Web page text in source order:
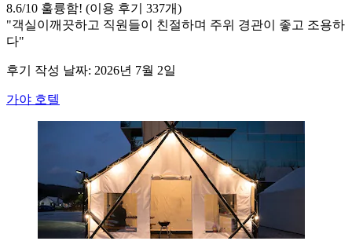
8.6/10 훌륭함! (이용 후기 337개)
"객실이깨끗하고 직원들이 친절하며 주위 경관이 좋고 조용하
다"
후기 작성 날짜: 2026년 7월 2일
가야 호텔